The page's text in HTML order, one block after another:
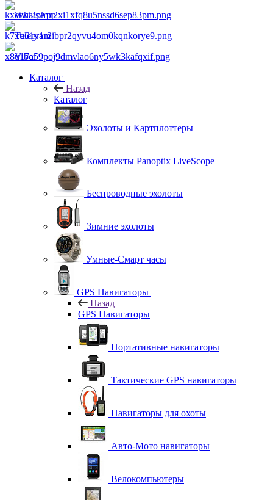
WhatsApp
Telegram
Viber
Каталог
Назад
Каталог
Эхолоты и Картплоттеры
Комплекты Panoptix LiveScope
Беспроводные эхолоты
Зимние эхолоты
Умные-Смарт часы
GPS Навигаторы
Назад
GPS Навигаторы
Портативные навигаторы
Тактические GPS навигаторы
Навигаторы для охоты
Авто-Мото навигаторы
Велокомпьютеры